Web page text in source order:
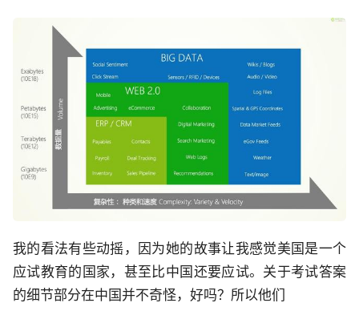
我的看法有些动摇，因为她的故事让我感觉美国是一个
应试教育的国家，甚至比中国还要应试。关于考试答案
的细节部分在中国并不奇怪，好吗？所以他们